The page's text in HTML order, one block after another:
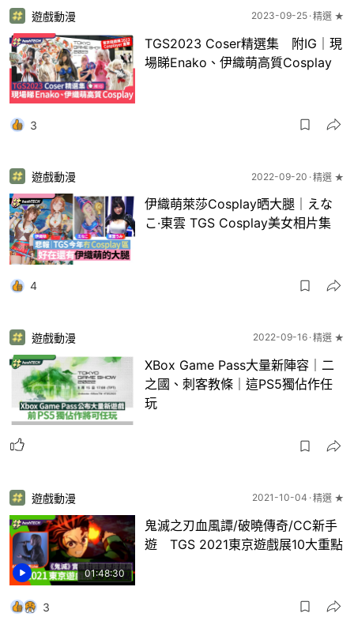
遊戲動漫 2023-09-25 精選 ★
TGS2023 Coser精選集 附IG｜現
場睇Enako、伊織萌高質Cosplay
3
遊戲動漫 2022-09-20 精選 ★
伊織萌萊莎Cosplay晒大腿｜えな
こ·東雲 TGS Cosplay美女相片集
4
遊戲動漫 2022-09-16 精選 ★
XBox Game Pass大量新陣容｜二
之國、刺客教條｜這PS5獨佔作任
玩
01:48:30
遊戲動漫 2021-10-04 精選 ★
鬼滅之刃血風譚/破曉傳奇/CC新手
遊 TGS 2021東京遊戲展10大重點
3